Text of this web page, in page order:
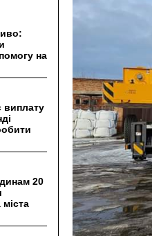
на
виплату
20